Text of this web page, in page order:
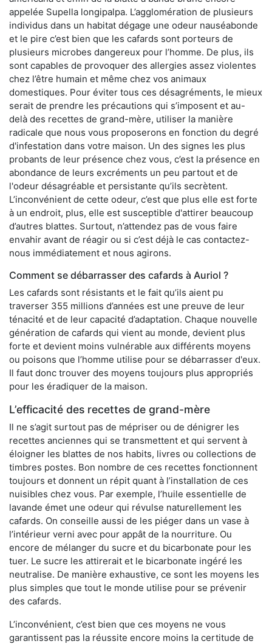
appelée Supella longipalpa. L’agglomération de plusieurs
individus dans un habitat dégage une odeur nauséabonde
et le pire c’est bien que les cafards sont porteurs de
plusieurs microbes dangereux pour l’homme. De plus, ils
sont capables de provoquer des allergies assez violentes
chez l’être humain et même chez vos animaux
domestiques. Pour éviter tous ces désagréments, le mieux
serait de prendre les précautions qui s’imposent et au-
delà des recettes de grand-mère, utiliser la manière
radicale que nous vous proposerons en fonction du degré
d'infestation dans votre maison. Un des signes les plus
probants de leur présence chez vous, c’est la présence en
abondance de leurs excréments un peu partout et de
l'odeur désagréable et persistante qu’ils secrètent.
L’inconvénient de cette odeur, c’est que plus elle est forte
à un endroit, plus, elle est susceptible d'attirer beaucoup
d’autres blattes. Surtout, n’attendez pas de vous faire
envahir avant de réagir ou si c’est déjà le cas contactez-
nous immédiatement et nous agirons.
Comment se débarrasser des cafards à Auriol ?
Les cafards sont résistants et le fait qu’ils aient pu
traverser 355 millions d’années est une preuve de leur
ténacité et de leur capacité d’adaptation. Chaque nouvelle
génération de cafards qui vient au monde, devient plus
forte et devient moins vulnérable aux différents moyens
ou poisons que l’homme utilise pour se débarrasser d'eux.
Il faut donc trouver des moyens toujours plus appropriés
pour les éradiquer de la maison.
L’efficacité des recettes de grand-mère
Il ne s’agit surtout pas de mépriser ou de dénigrer les
recettes anciennes qui se transmettent et qui servent à
éloigner les blattes de nos habits, livres ou collections de
timbres postes. Bon nombre de ces recettes fonctionnent
toujours et donnent un répit quant à l’installation de ces
nuisibles chez vous. Par exemple, l’huile essentielle de
lavande émet une odeur qui révulse naturellement les
cafards. On conseille aussi de les piéger dans un vase à
l’intérieur verni avec pour appât de la nourriture. Ou
encore de mélanger du sucre et du bicarbonate pour les
tuer. Le sucre les attirerait et le bicarbonate ingéré les
neutralise. De manière exhaustive, ce sont les moyens les
plus simples que tout le monde utilise pour se prévenir
des cafards.
L’inconvénient, c’est bien que ces moyens ne vous
garantissent pas la réussite encore moins la certitude de